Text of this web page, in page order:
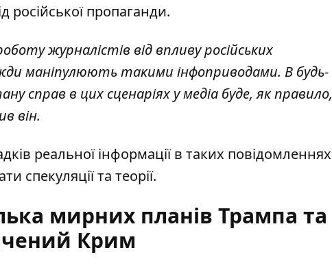
російської пропаганди.
журналістів від впливу російських
маніпулюють такими інфоприводами. В будь-
справ в цих сценаріях у медіа буде, як правило,
він.
реальної інформації в таких повідомленнях
спекуляції та теорії.
мирних планів Трампа та
Крим